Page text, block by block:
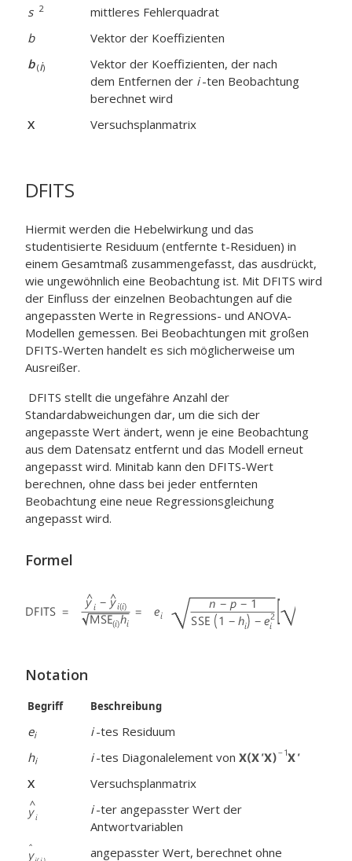
s 2
mittleres Fehlerquadrat
b
Vektor der Koeffizienten
b (i)
Vektor der Koeffizienten, der nach
dem Entfernen der i -ten Beobachtung
berechnet wird
X
Versuchsplanmatrix
DFITS
Hiermit werden die Hebelwirkung und das
studentisierte Residuum (entfernte t-Residuen) in
einem Gesamtmaß zusammengefasst, das ausdrückt,
wie ungewöhnlich eine Beobachtung ist. Mit DFITS wird
der Einfluss der einzelnen Beobachtungen auf die
angepassten Werte in Regressions- und ANOVA-
Modellen gemessen. Bei Beobachtungen mit großen
DFITS-Werten handelt es sich möglicherweise um
Ausreißer.
DFITS stellt die ungefähre Anzahl der
Standardabweichungen dar, um die sich der
angepasste Wert ändert, wenn je eine Beobachtung
aus dem Datensatz entfernt und das Modell erneut
angepasst wird. Minitab kann den DFITS-Wert
berechnen, ohne dass bei jeder entfernten
Beobachtung eine neue Regressionsgleichung
angepasst wird.
Formel
Notation
Begriff Beschreibung
ei i -tes Residuum
hi i -tes Diagonalelement von
X
Versuchsplanmatrix
i -ter angepasster Wert der
Antwortvariablen
angepasster Wert, berechnet ohne